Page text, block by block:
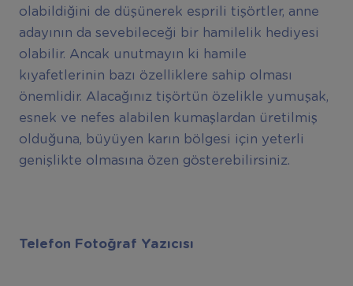
olabildiğini de düşünerek esprili tişörtler, anne
adayının da sevebileceği bir hamilelik hediyesi
olabilir. Ancak unutmayın ki hamile
kıyafetlerinin bazı özelliklere sahip olması
önemlidir. Alacağınız tişörtün özelikle yumuşak,
esnek ve nefes alabilen kumaşlardan üretilmiş
olduğuna, büyüyen karın bölgesi için yeterli
genişlikte olmasına özen gösterebilirsiniz.
Telefon Fotoğraf Yazıcısı